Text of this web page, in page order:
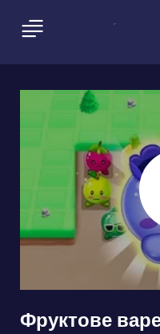
Фруктове